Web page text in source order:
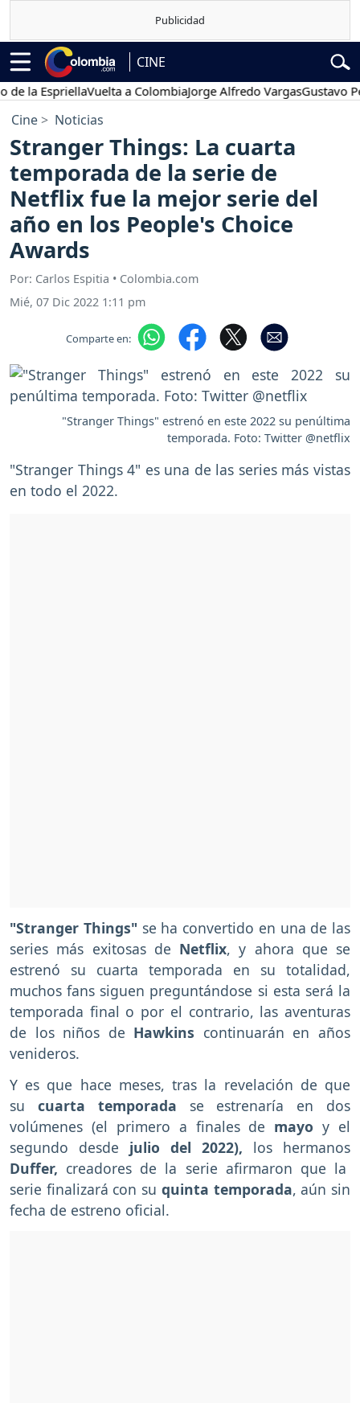
CINE
EspriellaVuelta a ColombiaJorge Alfredo VargasGustavo Petro
Cine Noticias
Stranger Things: La cuarta
temporada de la serie de
Netflix fue la mejor serie del
año en los People's Choice
Awards
Por: Carlos Espitia • Colombia.com
Mié, 07 Dic 2022 1:11 pm
Comparte en:
"Stranger Things" estrenó en este 2022 su penúltima
temporada. Foto: Twitter @netflix
"Stranger Things 4" es una de las series más vistas
en todo el 2022.
"Stranger Things" se ha convertido en una de las
series más exitosas de Netflix, y ahora que se
estrenó su cuarta temporada en su totalidad,
muchos fans siguen preguntándose si esta será la
temporada final o por el contrario, las aventuras
de los niños de Hawkins continuarán en años
venideros.
Y es que hace meses, tras la revelación de que
su cuarta temporada se estrenaría en dos
volúmenes (el primero a finales de mayo y el
segundo desde julio del 2022), los hermanos
Duffer, creadores de la serie afirmaron que la
serie finalizará con su quinta temporada, aún sin
fecha de estreno oficial.